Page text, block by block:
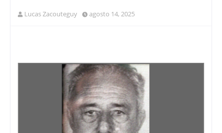
Lucas Zacouteguy agosto 14, 2025